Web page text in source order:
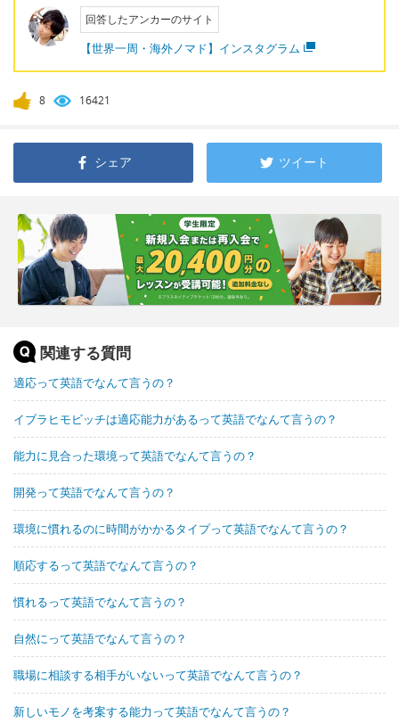
回答したアンカーのサイト
【世界一周・海外ノマド】インスタグラム
8 16421
シェア ツイート
関連する質問
適応って英語でなんて言うの？
イブラヒモビッチは適応能力があるって英語でなんて言うの？
能力に見合った環境って英語でなんて言うの？
開発って英語でなんて言うの？
環境に慣れるのに時間がかかるタイプって英語でなんて言うの？
順応するって英語でなんて言うの？
慣れるって英語でなんて言うの？
自然にって英語でなんて言うの？
職場に相談する相手がいないって英語でなんて言うの？
新しいモノを考案する能力って英語でなんて言うの？